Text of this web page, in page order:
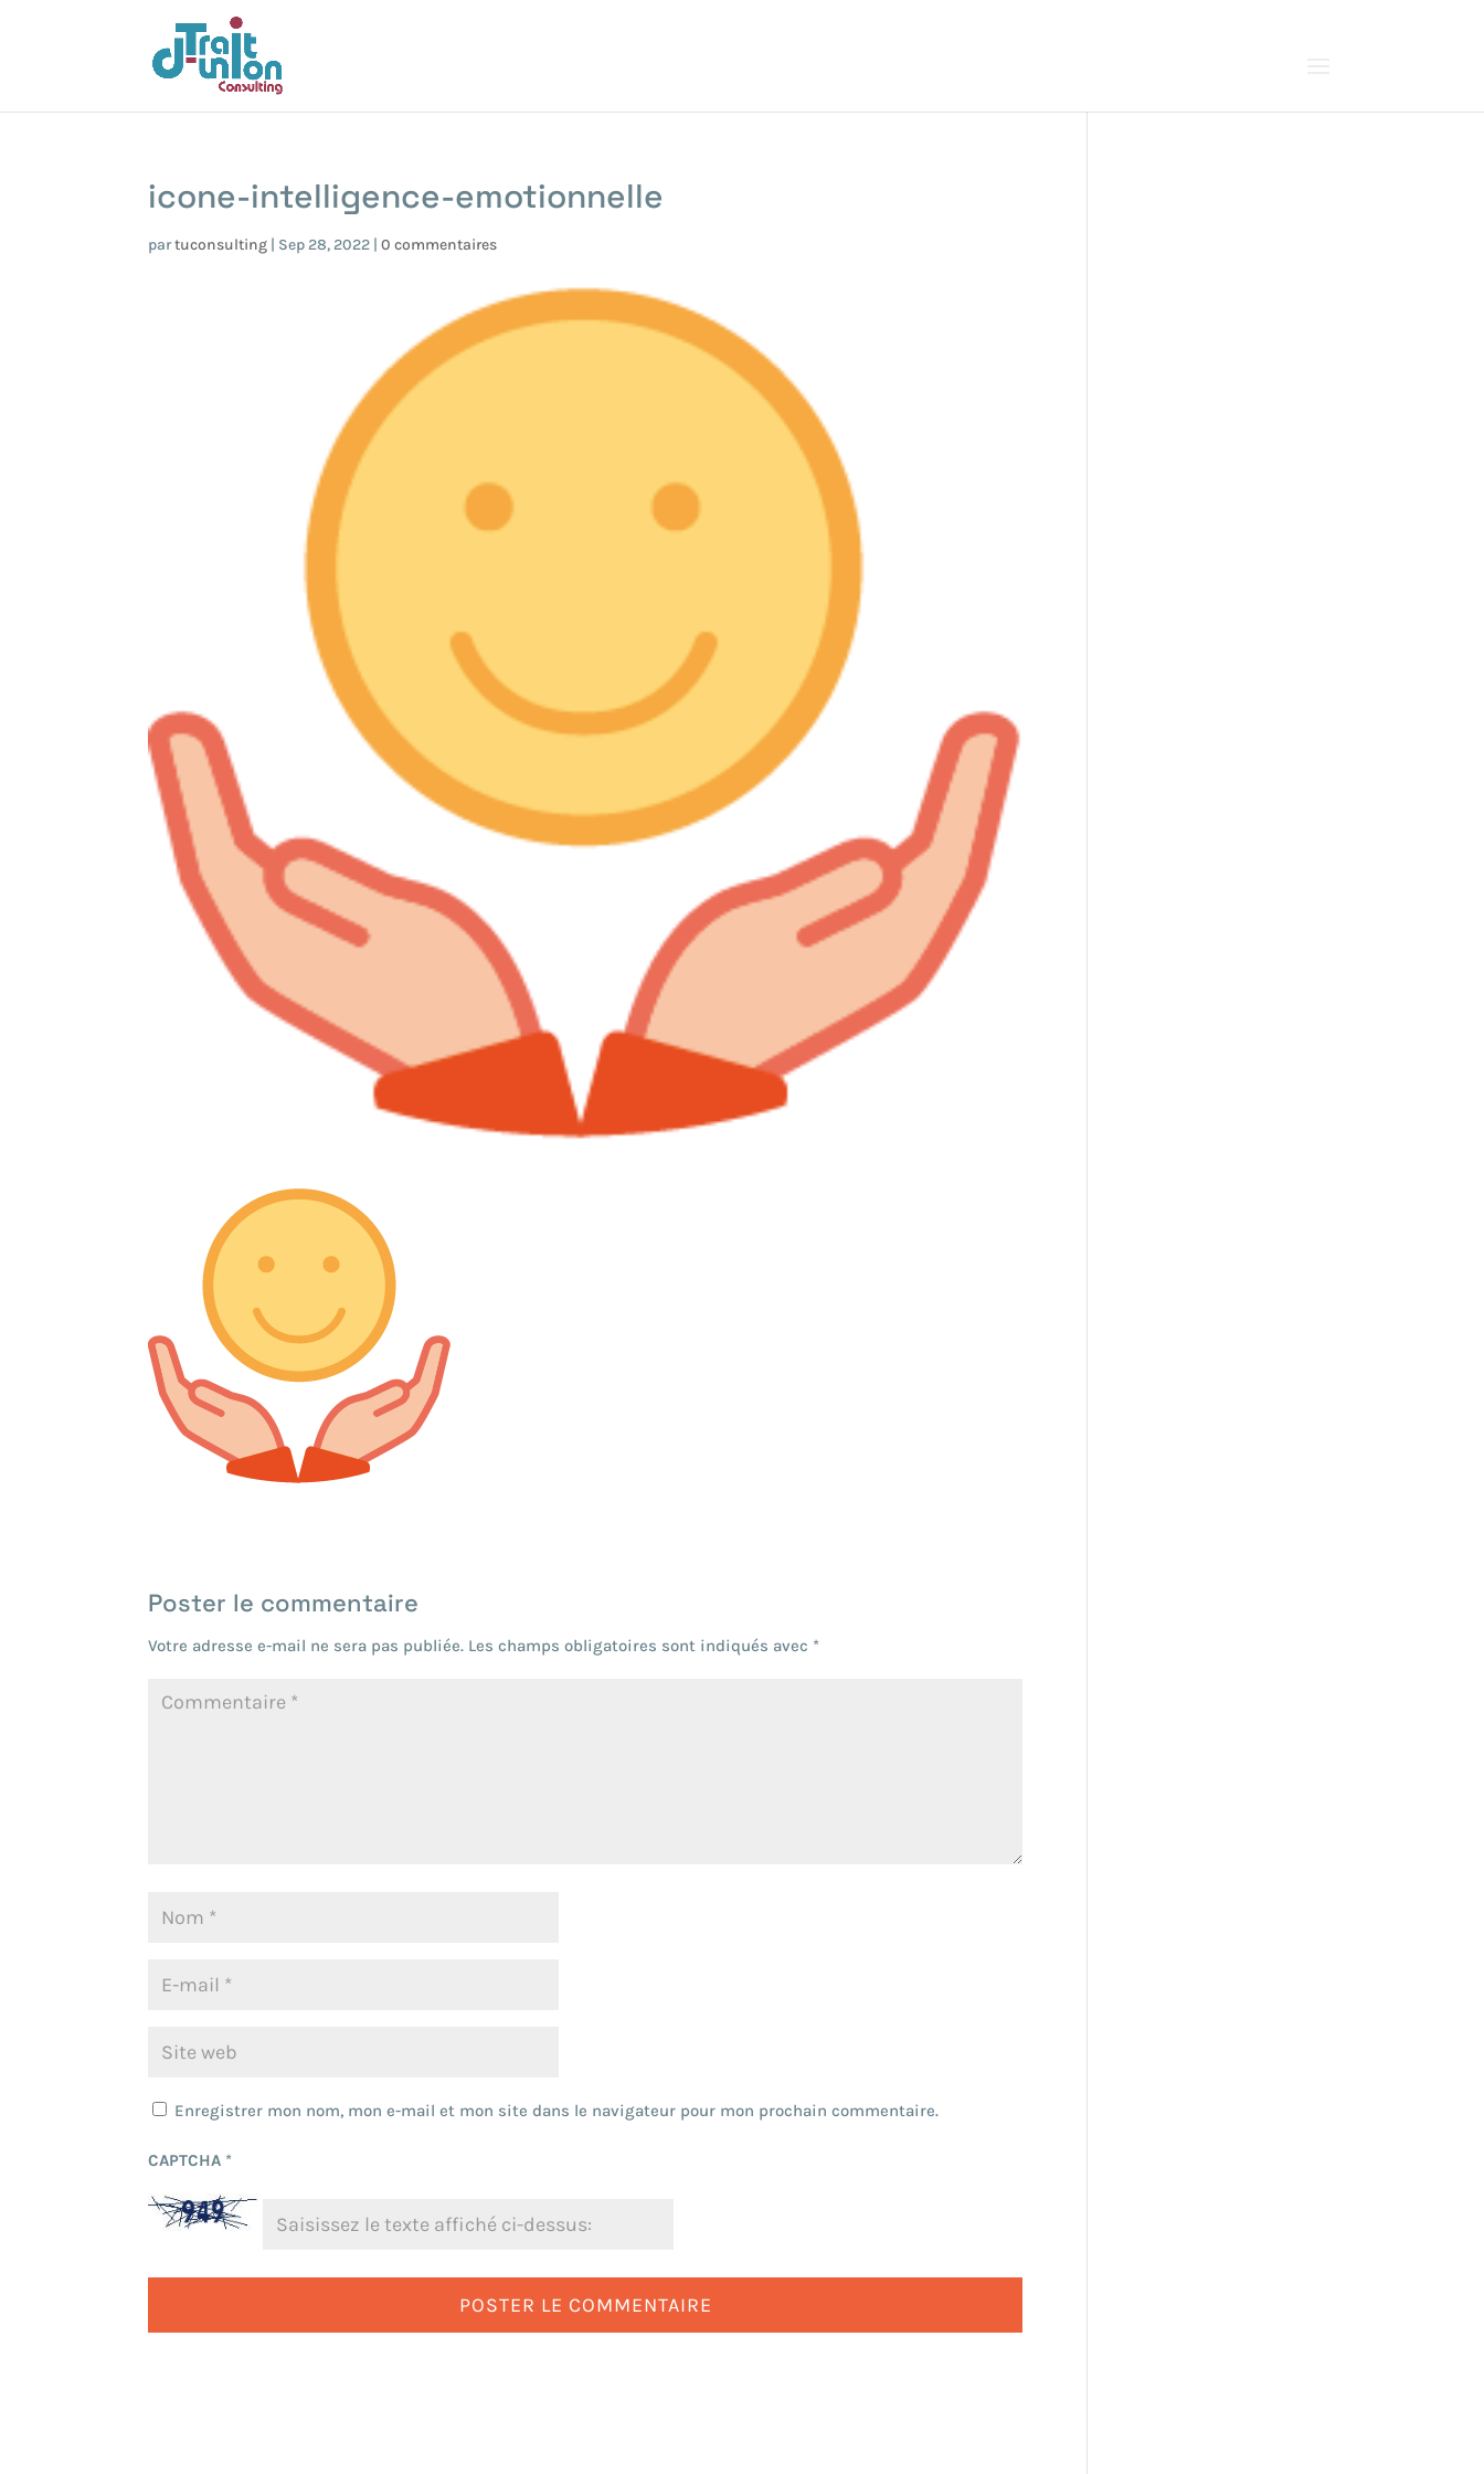
icone-intelligence-emotionnelle
partuconsulting | Sep 28, 2022 |0 commentaires
Poster le commentaire
Votre adresse e-mail ne sera pas publiée. Les champs obligatoires sont indiqués avec *
Enregistrer mon nom, mon e-mail et mon site dans le navigateur pour mon prochain commentaire.
CAPTCHA *